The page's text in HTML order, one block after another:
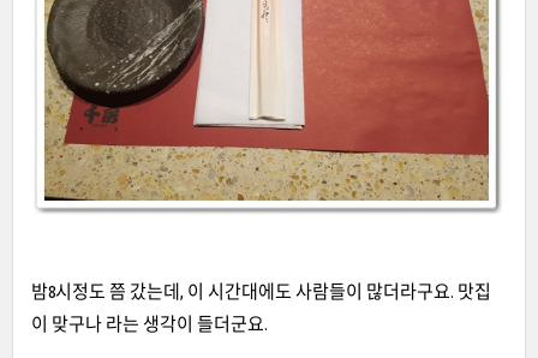
밤8시정도 쯤 갔는데 , 이 시간대에도 사람들이 많더라구요. 맛집
이 맞구나 라는 생각이 들더군요.